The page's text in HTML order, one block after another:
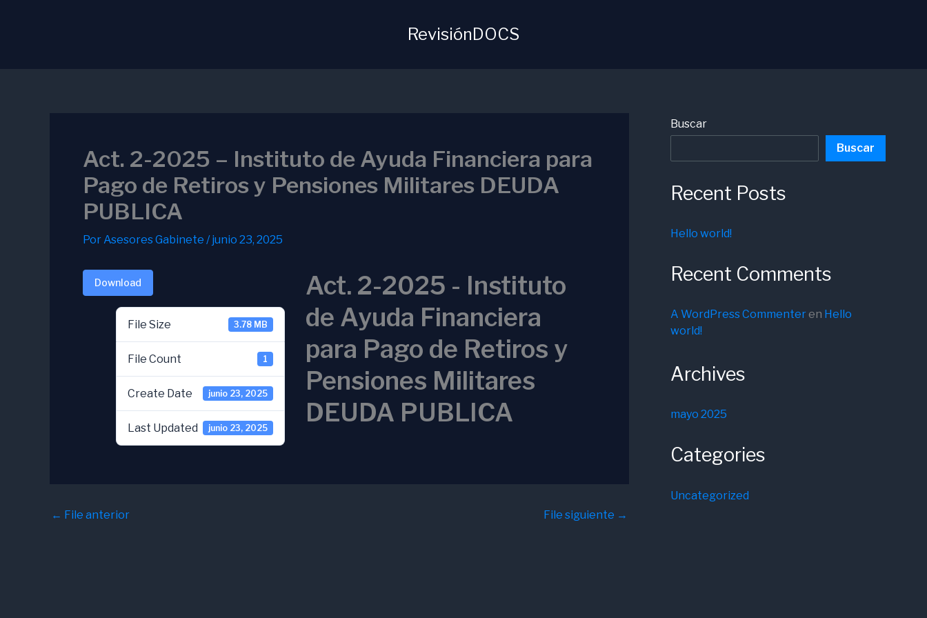
RevisiónDOCS
Act. 2-2025 – Instituto de Ayuda Financiera para
Pago de Retiros y Pensiones Militares DEUDA
PUBLICA
PorAsesores Gabinete /junio 23, 2025
Download
File Size 3.78 MB
File Count 1
Create Date junio 23, 2025
Last Updated junio 23, 2025
Act. 2-2025 - Instituto
de Ayuda Financiera
para Pago de Retiros y
Pensiones Militares
DEUDA PUBLICA
← File anterior File siguiente →
Buscar
Buscar
Recent Posts
Hello world!
Recent Comments
A WordPress Commenteren Hello
world!
Archives
mayo 2025
Categories
Uncategorized